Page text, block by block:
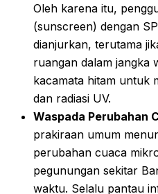
Oleh karena itu,
(sunscreen) dengan
dianjurkan, terutama
ruangan dalam jangka
kacamata hitam untuk
dan radiasi UV.
Waspada Perubahan
prakiraan umum
perubahan cuaca
pegunungan sekitar
waktu. Selalu pantau